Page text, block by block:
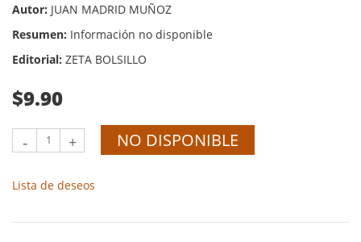
Autor: JUAN MADRID MUÑOZ
Resumen: Información no disponible
Editorial: ZETA BOLSILLO
$9.90
- + NO DISPONIBLE
Lista de deseos